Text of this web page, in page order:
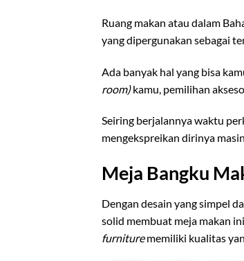
Ruang makan atau dalam
yang dipergunakan sebagai
Ada banyak hal yang bisa
room)kamu, pemilihan
Seiring berjalannya waktu
mengekspreikan dirinya
Meja Bangku
Dengan desain yang simpel
solid membuat meja makan
furniturememiliki kualitas